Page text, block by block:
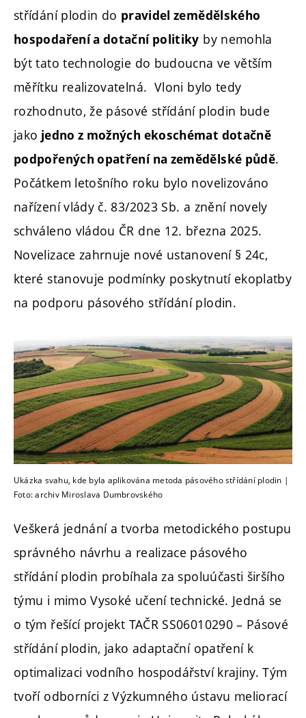
střídání plodin do pravidel zemědělského
hospodaření a dotační politiky by nemohla
být tato technologie do budoucna ve větším
měřítku realizovatelná. Vloni bylo tedy
rozhodnuto, že pásové střídání plodin bude
jako jedno z možných ekoschémat dotačně
podpořených opatření na zemědělské půdě.
Počátkem letošního roku bylo novelizováno
nařízení vlády č. 83/2023 Sb. a znění novely
schváleno vládou ČR dne 12. března 2025.
Novelizace zahrnuje nové ustanovení § 24c,
které stanovuje podmínky poskytnutí ekoplatby
na podporu pásového střídání plodin.
Ukázka svahu, kde byla aplikována metoda pásového střídání plodin |
Foto: archiv Miroslava Dumbrovského
Veškerá jednání a tvorba metodického postupu
správného návrhu a realizace pásového
střídání plodin probíhala za spoluúčasti širšího
týmu i mimo Vysoké učení technické. Jedná se
o tým řešící projekt TAČR SS06010290 – Pásové
střídání plodin, jako adaptační opatření k
optimalizaci vodního hospodářství krajiny. Tým
tvoří odborníci z Výzkumného ústavu meliorací